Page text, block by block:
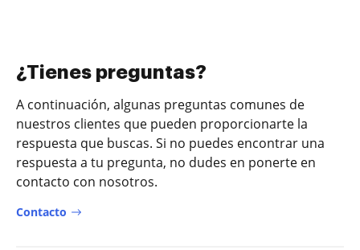
¿Tienes preguntas?
A continuación, algunas preguntas comunes de
nuestros clientes que pueden proporcionarte la
respuesta que buscas. Si no puedes encontrar una
respuesta a tu pregunta, no dudes en ponerte en
contacto con nosotros.
Contacto